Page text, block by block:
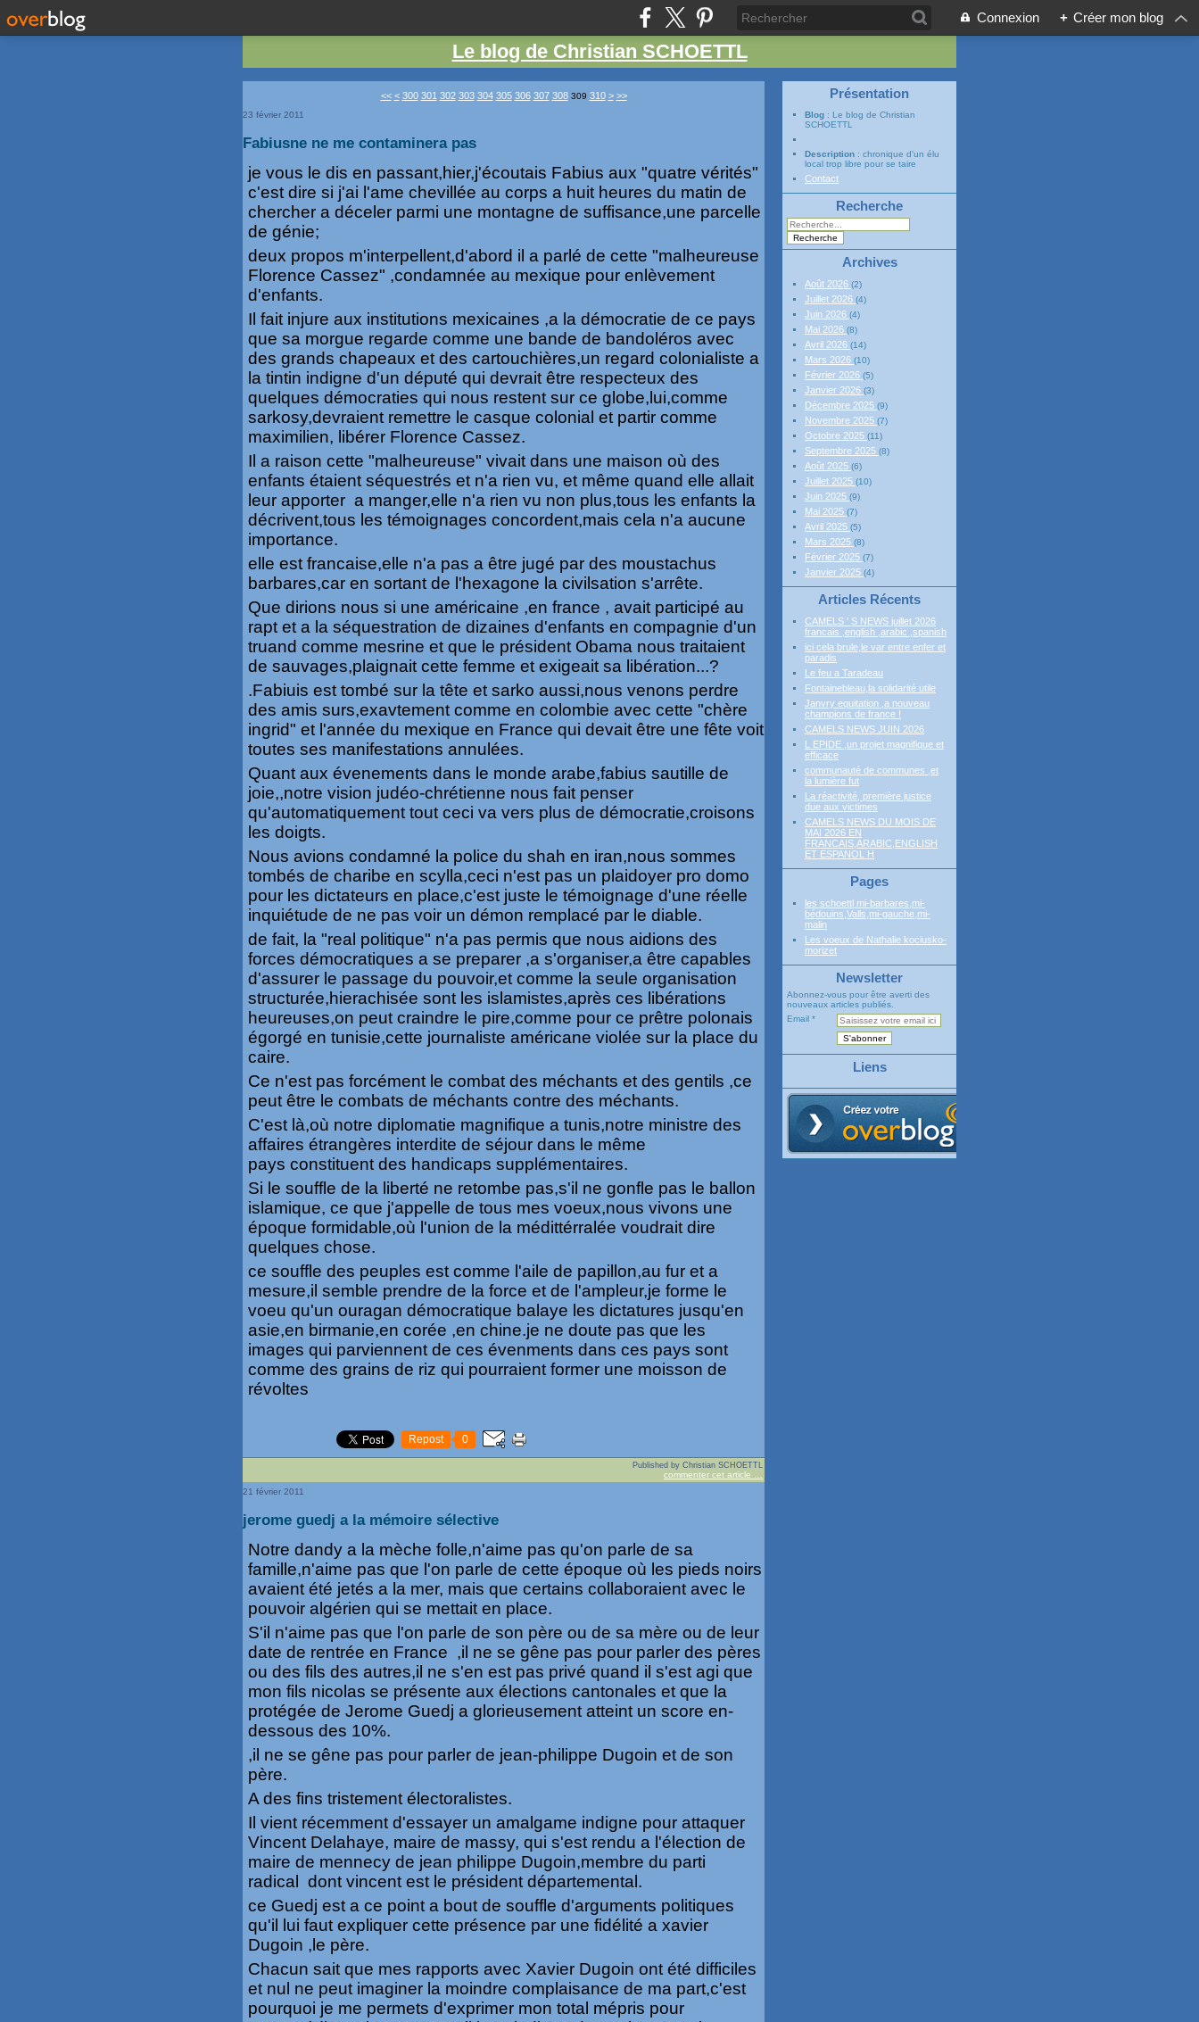
Connexion + Créer mon blog
Le blog de Christian SCHOETTL
<< < 300 301 302 303 304 305 306 307 308 309 310 320
330
340
350
360
370
380
> >>
23 février 2011
Fabiusne ne me contaminera pas
je vous le dis en passant,hier,j'écoutais Fabius aux "quatre vérités"
c'est dire si j'ai l'ame chevillée au corps a huit heures du matin de
chercher a déceler parmi une montagne de suffisance,une parcelle
de génie;
deux propos m'interpellent,d'abord il a parlé de cette "malheureuse
Florence Cassez" ,condamnée au mexique pour enlèvement
d'enfants.
Il fait injure aux institutions mexicaines ,a la démocratie de ce pays
que sa morgue regarde comme une bande de bandoléros avec
des grands chapeaux et des cartouchières,un regard colonialiste a
la tintin indigne d'un député qui devrait être respecteux des
quelques démocraties qui nous restent sur ce globe,lui,comme
sarkosy,devraient remettre le casque colonial et partir comme
maximilien, libérer Florence Cassez.
Il a raison cette "malheureuse" vivait dans une maison où des
enfants étaient séquestrés et n'a rien vu, et même quand elle allait
leur apporter a manger,elle n'a rien vu non plus,tous les enfants la
décrivent,tous les témoignages concordent,mais cela n'a aucune
importance.
elle est francaise,elle n'a pas a être jugé par des moustachus
barbares,car en sortant de l'hexagone la civilsation s'arrête.
Que dirions nous si une américaine ,en france , avait participé au
rapt et a la séquestration de dizaines d'enfants en compagnie d'un
truand comme mesrine et que le président Obama nous traitaient
de sauvages,plaignait cette femme et exigeait sa libération...?
.Fabiuis est tombé sur la tête et sarko aussi,nous venons perdre
des amis surs,exavtement comme en colombie avec cette "chère
ingrid" et l'année du mexique en France qui devait être une fête voit
toutes ses manifestations annulées.
Quant aux évenements dans le monde arabe,fabius sautille de
joie,,notre vision judéo-chrétienne nous fait penser
qu'automatiquement tout ceci va vers plus de démocratie,croisons
les doigts.
Nous avions condamné la police du shah en iran,nous sommes
tombés de charibe en scylla,ceci n'est pas un plaidoyer pro domo
pour les dictateurs en place,c'est juste le témoignage d'une réelle
inquiétude de ne pas voir un démon remplacé par le diable.
de fait, la "real politique" n'a pas permis que nous aidions des
forces démocratiques a se preparer ,a s'organiser,a être capables
d'assurer le passage du pouvoir,et comme la seule organisation
structurée,hierachisée sont les islamistes,après ces libérations
heureuses,on peut craindre le pire,comme pour ce prêtre polonais
égorgé en tunisie,cette journaliste américane violée sur la place du
caire.
Ce n'est pas forcément le combat des méchants et des gentils ,ce
peut être le combats de méchants contre des méchants.
C'est là,où notre diplomatie magnifique a tunis,notre ministre des
affaires étrangères interdite de séjour dans le même
pays constituent des handicaps supplémentaires.
Si le souffle de la liberté ne retombe pas,s'il ne gonfle pas le ballon
islamique, ce que j'appelle de tous mes voeux,nous vivons une
époque formidable,où l'union de la médittérralée voudrait dire
quelques chose.
ce souffle des peuples est comme l'aile de papillon,au fur et a
mesure,il semble prendre de la force et de l'ampleur,je forme le
voeu qu'un ouragan démocratique balaye les dictatures jusqu'en
asie,en birmanie,en corée ,en chine.je ne doute pas que les
images qui parviennent de ces évenments dans ces pays sont
comme des grains de riz qui pourraient former une moisson de
révoltes
Repost 0
Published by Christian SCHOETTL
commenter cet article
21 février 2011
jerome guedj a la mémoire sélective
Notre dandy a la mèche folle,n'aime pas qu'on parle de sa
famille,n'aime pas que l'on parle de cette époque où les pieds noirs
avaient été jetés a la mer, mais que certains collaboraient avec le
pouvoir algérien qui se mettait en place.
S'il n'aime pas que l'on parle de son père ou de sa mère ou de leur
date de rentrée en France ,il ne se gêne pas pour parler des pères
ou des fils des autres,il ne s'en est pas privé quand il s'est agi que
mon fils nicolas se présente aux élections cantonales et que la
protégée de Jerome Guedj a glorieusement atteint un score en-
dessous des 10%.
,il ne se gêne pas pour parler de jean-philippe Dugoin et de son
père.
A des fins tristement électoralistes.
Il vient récemment d'essayer un amalgame indigne pour attaquer
Vincent Delahaye, maire de massy, qui s'est rendu a l'élection de
maire de mennecy de jean philippe Dugoin,membre du parti
radical dont vincent est le président départemental.
ce Guedj est a ce point a bout de souffle d'arguments politiques
qu'il lui faut expliquer cette présence par une fidélité a xavier
Dugoin ,le père.
Chacun sait que mes rapports avec Xavier Dugoin ont été difficiles
et nul ne peut imaginer la moindre complaisance de ma part,c'est
pourquoi je me permets d'exprimer mon total mépris pour
Présentation
Blog : Le blog de Christian
SCHOETTL
Description : chronique d'un élu
local trop libre pour se taire
Contact
Recherche
Archives
Août 2026 (2)
Juillet 2026 (4)
Juin 2026 (4)
Mai 2026 (8)
Avril 2026 (14)
Mars 2026 (10)
Février 2026 (5)
Janvier 2026 (3)
Décembre 2025 (9)
Novembre 2025 (7)
Octobre 2025 (11)
Septembre 2025 (8)
Août 2025 (6)
Juillet 2025 (10)
Juin 2025 (9)
Mai 2025 (7)
Avril 2025 (5)
Mars 2025 (8)
Février 2025 (7)
Janvier 2025 (4)
Articles Récents
CAMELS ' S NEWS juillet 2026
francais ,english ,arabic ,spanish
ici cela brule,le var entre enfer et
paradis
Le feu a Taradeau
Fontainebleau,la solidarité utile
Janvry equitation ,a nouveau
champions de france !
CAMELS NEWS JUIN 2026
L EPIDE ,un projet magnifique et
efficace
communauté de communes ,et
la lumière fut
La réactivité, première justice
due aux victimes
CAMELS NEWS DU MOIS DE
MAI 2026 EN
FRANCAIS,ARABIC,ENGLISH
ET ESPANOL H
Pages
les schoettl mi-barbares,mi-
bédouins,Valls,mi-gauche,mi-
malin
Les voeux de Nathalie kociusko-
morizet
Newsletter
Abonnez-vous pour être averti des
nouveaux articles publiés.
Email
Liens